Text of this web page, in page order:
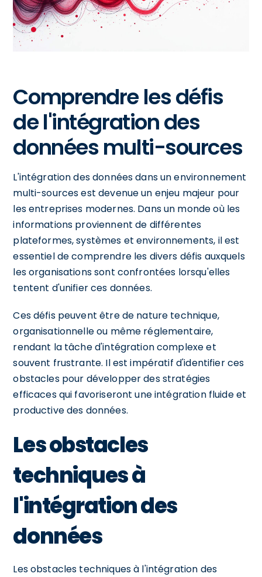
Comprendre les défis
de l'intégration des
données multi-sources
L'intégration des données dans un environnement
multi-sources est devenue un enjeu majeur pour
les entreprises modernes. Dans un monde où les
informations proviennent de différentes
plateformes, systèmes et environnements, il est
essentiel de comprendre les divers défis auxquels
les organisations sont confrontées lorsqu'elles
tentent d'unifier ces données.
Ces défis peuvent être de nature technique,
organisationnelle ou même réglementaire,
rendant la tâche d'intégration complexe et
souvent frustrante. Il est impératif d'identifier ces
obstacles pour développer des stratégies
efficaces qui favoriseront une intégration fluide et
productive des données.
Les obstacles
techniques à
l'intégration des
données
Les obstacles techniques à l'intégration des